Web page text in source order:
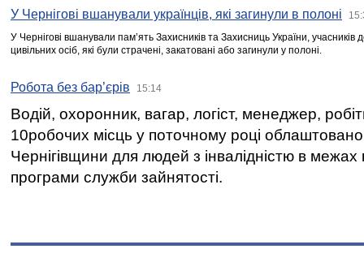
У Чернігові вшанували українців, які загинули в полоні
У Чернігові вшанували пам’ять Захисників та Захисниць України,
цивільних осіб, які були страчені, закатовані або загинули у полоні.
Робота без бар’єрів 15:14
Водій, охоронник, вагар, логіст, менеджер,
10робочих місць у поточному році
Чернігівщини для людей з інвалідністю в межах
програми служби зайнятості.